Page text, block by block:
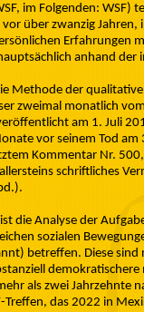
im Folgenden: WSF)
über zwanzig
Erfahrungen
anhand
Methode der
zweimal monatlich
am 1. Juli
vor seinem Tod
Kommentar Nr.
schriftliches
die Analyse der
sozialen
betreffen. Diese
als zwei Jahrzehnte
Treffen, das 2022 in